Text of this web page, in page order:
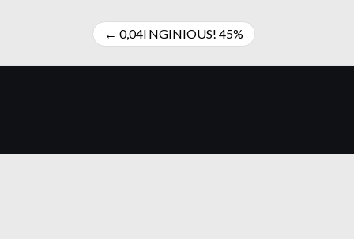
Navigácia
v
0,04l NGINIOUS! 45%